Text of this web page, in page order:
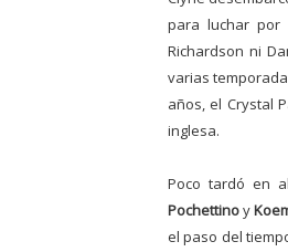
para luchar
Richardson ni
varias
años, el Crystal
inglesa.
Poco tardó en
Pochettinoy
el paso del